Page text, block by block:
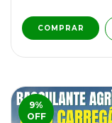
COMPRAR
9%
OFF